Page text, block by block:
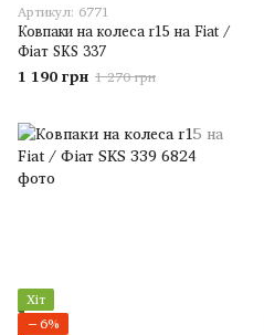
Артикул: 6771
Ковпаки на колеса r15 на Fiat /
Фіат SKS 337
1 190 грн 1 270 грн
Хіт
−6%